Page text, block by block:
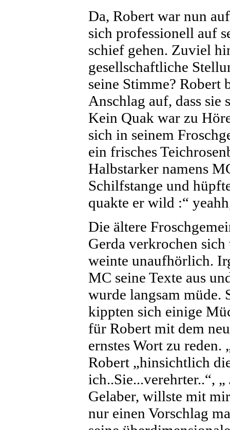
Da, Robert war nun
sich professionell auf
schief gehen. Zuviel
gesellschaftliche
seine Stimme? Robert
Anschlag auf, dass
Kein Quak war zu
sich in seinem
ein frisches
Halbstarker namens
Schilfstange und
quakte er wild :“
Die ältere
Gerda verkrochen
weinte unaufhörlich.
MC seine Texte aus
wurde langsam müde.
kippten sich einige
für Robert mit dem
ernstes Wort zu
Robert „hinsichtlich
ich..Sie...verehrter..“,
Gelaber, willste mit
nur einen Vorschlag